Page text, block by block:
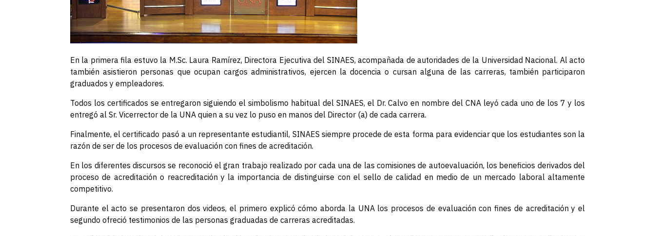
En la primera fila estuvo la M.Sc. Laura Ramírez, Directora Ejecutiva del SINAES, acompañada de autoridades de la Universidad Nacional. Al acto
también asistieron personas que ocupan cargos administrativos, ejercen la docencia o cursan alguna de las carreras, también participaron
graduados y empleadores.
Todos los certificados se entregaron siguiendo el simbolismo habitual del SINAES, el Dr. Calvo en nombre del CNA leyó cada uno de los 7 y los
entregó al Sr. Vicerrector de la UNA quien a su vez lo puso en manos del Director (a) de cada carrera.
Finalmente, el certificado pasó a un representante estudiantil, SINAES siempre procede de esta forma para evidenciar que los estudiantes son la
razón de ser de los procesos de evaluación con fines de acreditación.
En los diferentes discursos se reconoció el gran trabajo realizado por cada una de las comisiones de autoevaluación, los beneficios derivados del
proceso de acreditación o reacreditación y la importancia de distinguirse con el sello de calidad en medio de un mercado laboral altamente
competitivo.
Durante el acto se presentaron dos videos, el primero explicó cómo aborda la UNA los procesos de evaluación con fines de acreditación y el
segundo ofreció testimonios de las personas graduadas de carreras acreditadas.